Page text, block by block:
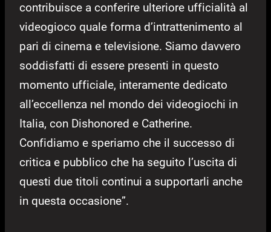
contribuisce a conferire ulteriore ufficialità al
videogioco quale forma d’intrattenimento al
pari di cinema e televisione. Siamo davvero
soddisfatti di essere presenti in questo
momento ufficiale, interamente dedicato
all’eccellenza nel mondo dei videogiochi in
Italia, con Dishonored e Catherine.
Confidiamo e speriamo che il successo di
critica e pubblico che ha seguito l’uscita di
questi due titoli continui a supportarli anche
in questa occasione”.